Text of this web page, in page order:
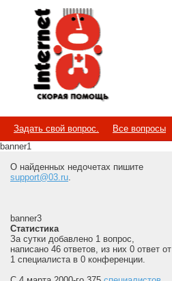
Internet
Скорая помощь
Задать свой вопрос. Все вопросы
banner1
О найденных недочетах пишите
support@03.ru.
banner3
Статистика
За сутки добавлено 1 вопрос,
написано 46 ответов, из них 0 ответ от
1 специалиста в 0 конференции.